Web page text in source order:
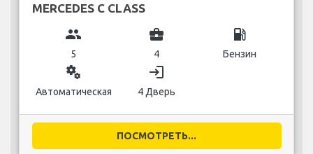
MERCEDES C CLASS
group
5
business_center
4
local_gas_station
Бензин
miscellaneous_services
Автоматическая
login
4 Дверь
ПОСМОТРЕТЬ...